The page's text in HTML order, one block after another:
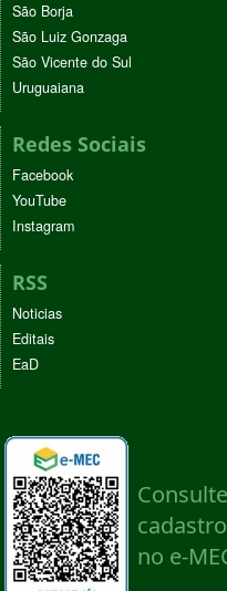
São Borja
São Luiz Gonzaga
São Vicente do Sul
Uruguaiana
Redes Sociais
Facebook
YouTube
Instagram
RSS
Noticias
Editais
EaD